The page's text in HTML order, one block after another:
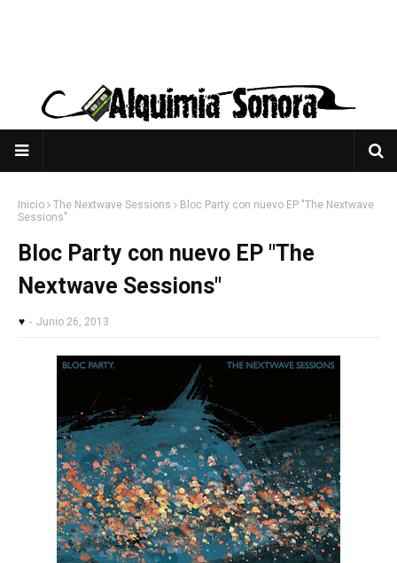
Inicio The Nextwave Sessions
Bloc Party con nuevo EP "The Nextwave
Sessions"
Bloc Party con nuevo EP "The
Nextwave Sessions"
♥ - Junio 26, 2013